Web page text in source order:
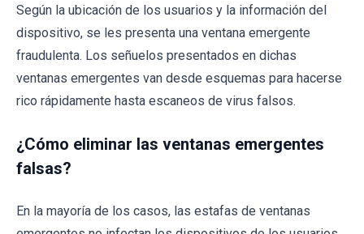
Según la ubicación de los usuarios y la información del
dispositivo, se les presenta una ventana emergente
fraudulenta. Los señuelos presentados en dichas
ventanas emergentes van desde esquemas para hacerse
rico rápidamente hasta escaneos de virus falsos.
¿Cómo eliminar las ventanas emergentes
falsas?
En la mayoría de los casos, las estafas de ventanas